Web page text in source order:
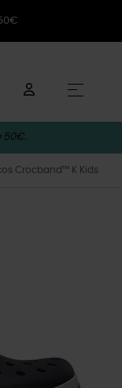
☰
50€.
Crocband™ K Kids